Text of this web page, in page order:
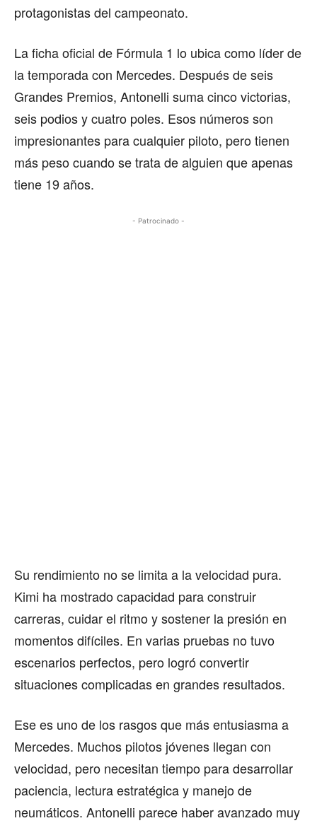
ESTILO DE VIDA
DEPORTES
CIENCIA
TECNOLOGÍA
NEGOCIOS
EDICIÓN +
BARCELONA
BOGOTÁ
protagonistas del campeonato.
La ficha oficial de Fórmula 1 lo ubica como líder de
la temporada con Mercedes. Después de seis
Grandes Premios, Antonelli suma cinco victorias,
seis podios y cuatro poles. Esos números son
impresionantes para cualquier piloto, pero tienen
más peso cuando se trata de alguien que apenas
tiene 19 años.
- Patrocinado -
Su rendimiento no se limita a la velocidad pura.
Kimi ha mostrado capacidad para construir
carreras, cuidar el ritmo y sostener la presión en
momentos difíciles. En varias pruebas no tuvo
escenarios perfectos, pero logró convertir
situaciones complicadas en grandes resultados.
Ese es uno de los rasgos que más entusiasma a
Mercedes. Muchos pilotos jóvenes llegan con
velocidad, pero necesitan tiempo para desarrollar
paciencia, lectura estratégica y manejo de
neumáticos. Antonelli parece haber avanzado muy